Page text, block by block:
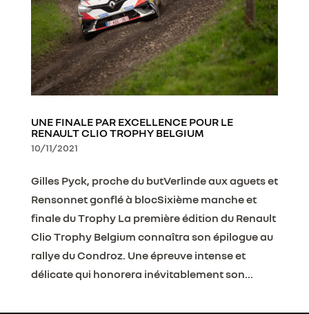
UNE FINALE PAR EXCELLENCE POUR LE
RENAULT CLIO TROPHY BELGIUM
10/11/2021
Gilles Pyck, proche du butVerlinde aux aguets et
Rensonnet gonflé à blocSixième manche et
finale du Trophy La première édition du Renault
Clio Trophy Belgium connaîtra son épilogue au
rallye du Condroz. Une épreuve intense et
délicate qui honorera inévitablement son...